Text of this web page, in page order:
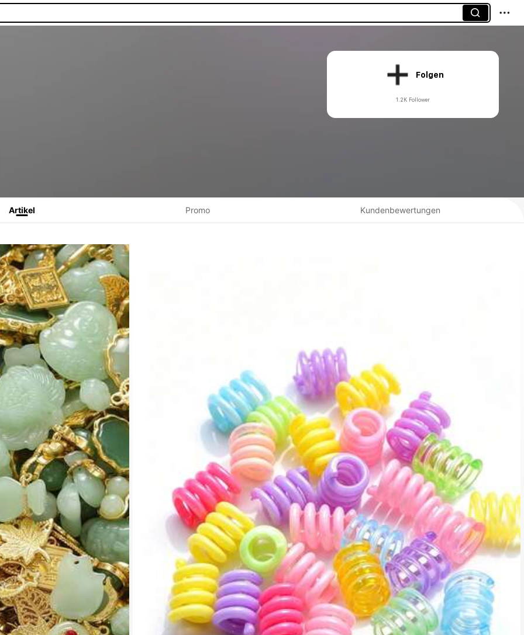
Folgen
1.2K Follower
Artikel Promo Kundenbewertungen